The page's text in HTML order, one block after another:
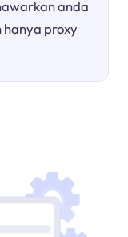
anda
hanya proxy